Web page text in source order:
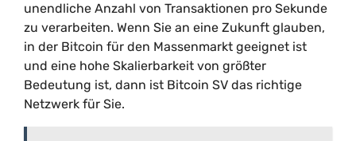
unendliche Anzahl von Transaktionen pro Sekunde
zu verarbeiten. Wenn Sie an eine Zukunft glauben,
in der Bitcoin für den Massenmarkt geeignet ist
und eine hohe Skalierbarkeit von größter
Bedeutung ist, dann ist Bitcoin SV das richtige
Netzwerk für Sie.